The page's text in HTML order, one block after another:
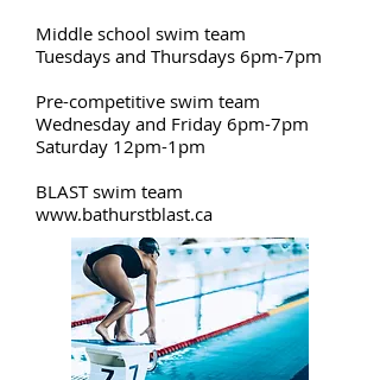
Middle school swim team
Tuesdays and Thursdays 6pm-7pm
Pre-competitive swim team
Wednesday and Friday 6pm-7pm
Saturday 12pm-1pm
BLAST swim team
www.bathurstblast.ca